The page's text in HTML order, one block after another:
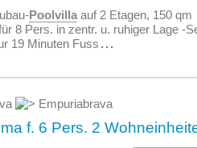
Poolvilla auf 2 Etagen, 150 qm
8 Pers. in zentr. u. ruhiger Lage -
19 Minuten Fuss ...
Empuriabrava
f. 6 Pers. 2